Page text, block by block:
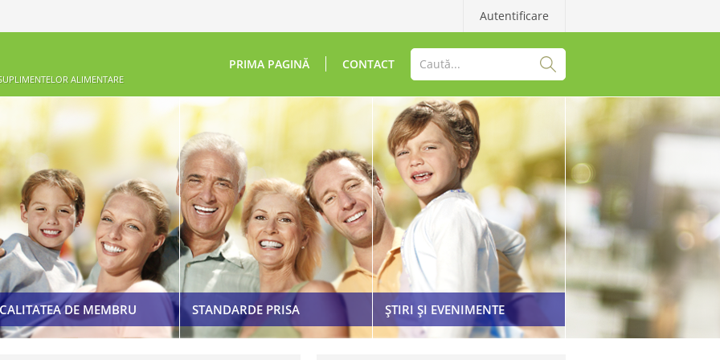
Autentificare
ALIMENTARE
PRIMA PAGINĂ CONTACT
CALITATEA DE MEMBRU
ETICHETAREA ȘI PUBLICITATEA
SUPLIMENTELOR ALIMENTARE
COD DE ETICĂ
LEGISLAȚIE
STANDARDE PRISA ȘTIRI ȘI EVENIMENTE